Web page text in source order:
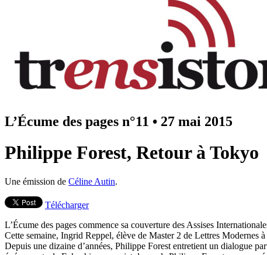
L’Écume des pages n°11 • 27 mai 2015
Philippe Forest, Retour à Tokyo
Une émission de Céline Autin.
Télécharger
L’Écume des pages commence sa couverture des Assises
Cette semaine, Ingrid Reppel, élève de Master 2 de Lettres Modernes
Depuis une dizaine d’années, Philippe Forest entretient un dialogue